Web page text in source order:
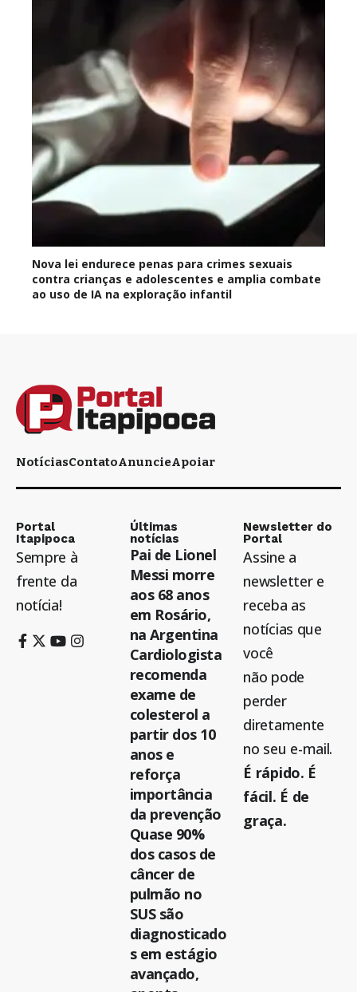
Nova lei endurece penas para crimes sexuais
contra crianças e adolescentes e amplia combate
ao uso de IA na exploração infantil
NotíciasContatoAnuncieApoiar
Portal
Itapipoca
Sempre à
frente da
notícia!
Últimas
notícias
Pai de Lionel
Messi morre
aos 68 anos
em Rosário,
na Argentina
Cardiologista
recomenda
exame de
colesterol a
partir dos 10
anos e
reforça
importância
da prevenção
Quase 90%
dos casos de
câncer de
pulmão no
SUS são
diagnosticado
s em estágio
avançado,
Newsletter do
Portal
Assine a
newsletter e
receba as
notícias que
você
não pode
perder
diretamente
no seu e-mail.
É rápido. É
fácil. É de
graça.